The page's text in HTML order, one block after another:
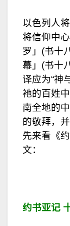
以色列人
将信仰中
罗」(书十
幕」(书十
译应为“神
祂的百姓
南全地的
的敬拜，
先来看《
文：
约书亚记